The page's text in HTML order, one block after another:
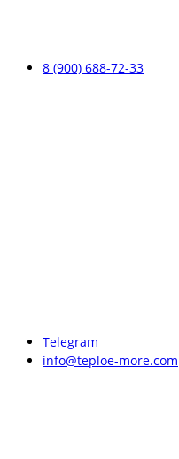
8 (900) 688-72-33
Telegram
info@teploe-more.com